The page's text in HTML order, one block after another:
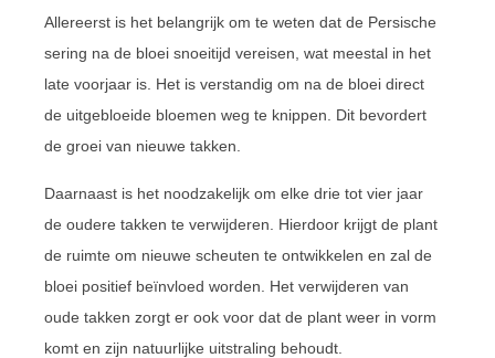
Allereerst is het belangrijk om te weten dat de Persische
sering na de bloei snoeitijd vereisen, wat meestal in het
late voorjaar is. Het is verstandig om na de bloei direct
de uitgebloeide bloemen weg te knippen. Dit bevordert
de groei van nieuwe takken.
Daarnaast is het noodzakelijk om elke drie tot vier jaar
de oudere takken te verwijderen. Hierdoor krijgt de plant
de ruimte om nieuwe scheuten te ontwikkelen en zal de
bloei positief beïnvloed worden. Het verwijderen van
oude takken zorgt er ook voor dat de plant weer in vorm
komt en zijn natuurlijke uitstraling behoudt.